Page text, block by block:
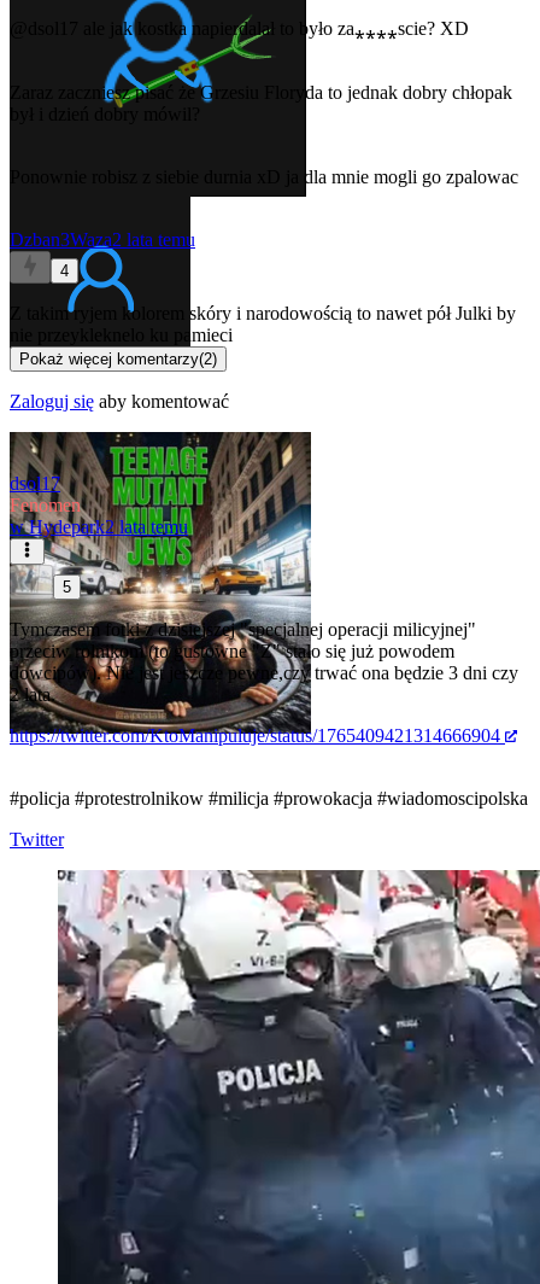
ale jak kostka napierdalał to było za⁎⁎⁎⁎scie? XD
Zaraz zaczniesz pisać że Grzesiu Floryda to jednak dobry chłopak
był i dzień dobry mówil?
Ponownie robisz z siebie durnia xD ja dla mnie mogli go zpalowac
Dzban3Waza2 lata temu
4
Z takim ryjem kolorem skóry i narodowością to nawet pół Julki by
nie przeykleknelo ku pamieci
Pokaż więcej komentarzy(2)
Zaloguj się aby komentować
dsol17
Fenomen
w Hydepark2 lata temu
5
Tymczasem fotki z dzisiejszej "specjalnej operacji milicyjnej"
przeciw rolnikom (to gustowne "Z" stało się już powodem
dowcipów). Nie jest jeszcze pewne,czy trwać ona będzie 3 dni czy
2 lata.
https://twitter.com/KtoManipuluje/status/1765409421314666904
#policja #protestrolnikow #milicja #prowokacja #wiadomoscipolska
Twitter